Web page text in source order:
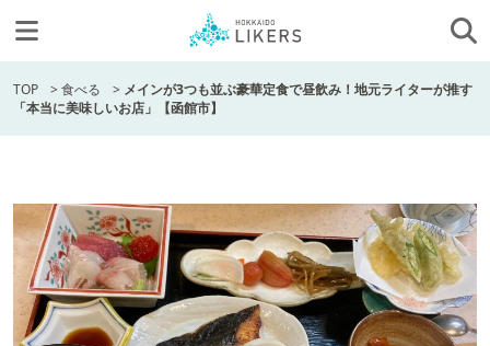
TOP >食べる > メインが3つも並ぶ豪華定食で昼飲み！地元ライターが推す
「本当に美味しいお店」【函館市】